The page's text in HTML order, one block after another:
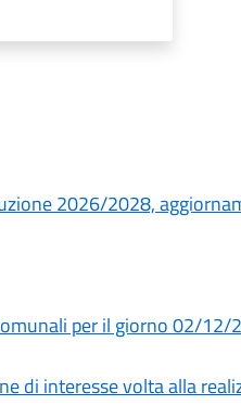
2026/2028,
per il giorno 02/12/
di interesse volta alla